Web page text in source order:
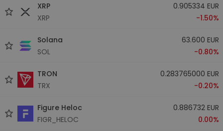
XRP
XRP
0.905334 EUR
-1.50%
Solana
SOL
63.600 EUR
-0.80%
TRON
TRX
0.283765000 EUR
-0.20%
Figure Heloc
FIGR_HELOC
0.886732 EUR
0.00%